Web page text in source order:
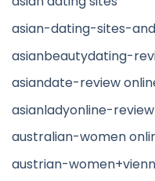
asian-dating-sites-
asianbeautydating-
asiandate-review
asianladyonline-
australian-women
austrian-